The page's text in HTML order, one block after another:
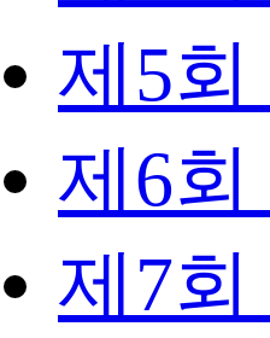
제5회
제6회
제7회